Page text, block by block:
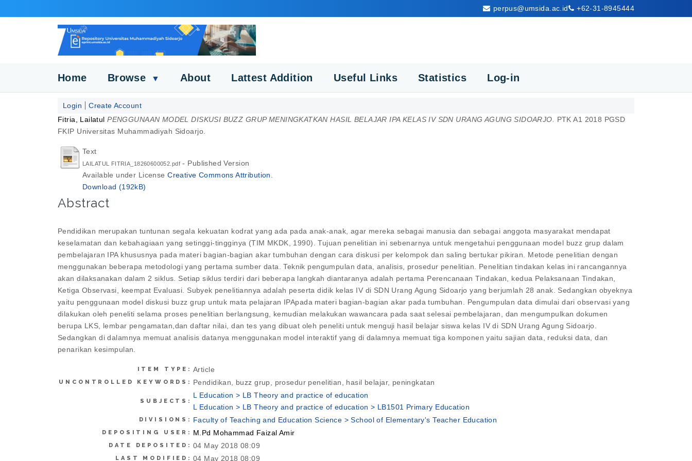
perpus@umsida.ac.id +62-31-8945444
Home Browse ▼ About Lattest Addition Useful Links Statistics Log-in
Login
Create Account
Fitria, Lailatul PENGGUNAAN MODEL DISKUSI BUZZ GRUP MENINGKATKAN HASIL BELAJAR IPA KELAS IV SDN URANG AGUNG SIDOARJO.
PTK A1 2018 PGSD
FKIP Universitas Muhammadiyah Sidoarjo.
Text
LAILATUL FITRIA_18260600052.pdf - Published Version
Available under LicenseCreative Commons Attribution
Download (192kB)
Abstract
Pendidikan merupakan tuntunan segala kekuatan kodrat yang ada pada anak-anak, agar mereka sebagai manusia dan sebagai anggota masyarakat mendapat
keselamatan dan kebahagiaan yang setinggi-tingginya (TIM MKDK, 1990). Tujuan penelitian ini sebenarnya untuk mengetahui penggunaan model buzz grup dalam
pembelajaran IPA khususnya pada materi bagian-bagian akar tumbuhan dengan cara diskusi per kelompok dan saling bertukar pikiran. Metode penelitian dengan
menggunakan beberapa metodologi yang pertama sumber data. Teknik pengumpulan data, analisis, prosedur penelitian. Penelitian tindakan kelas ini rancangannya
akan dilaksanakan dalam 2 siklus. Setiap siklus terdiri dari beberapa langkah diantaranya adalah pertama Perencanaan Tindakan, kedua Pelaksanaan Tindakan,
Ketiga Observasi, keempat Evaluasi. Subyek penelitiannya adalah peserta didik kelas IV di SDN Urang Agung Sidoarjo yang berjumlah 28 anak. Sedangkan obyeknya
yaitu penggunaan model diskusi buzz grup untuk mata pelajaran IPApada materi bagian-bagian akar pada tumbuhan. Pengumpulan data dimulai dari observasi yang
dilakukan oleh peneliti selama proses penelitian berlangsung, kemudian melakukan wawancara pada saat selesai pembelajaran, dan mengumpulkan dokumen
berupa LKS, lembar pengamatan,dan daftar nilai, dan tes yang dibuat oleh peneliti untuk menguji hasil belajar siswa kelas IV di SDN Urang Agung Sidoarjo.
Sedangkan di dalamnya memuat analisis datanya menggunakan model interaktif yang di dalamnya memuat tiga komponen yaitu sajian data, reduksi data, dan
penarikan kesimpulan.
ITEM TYPE: Article
UNCONTROLLED KEYWORDS: Pendidikan, buzz grup, prosedur penelitian, hasil belajar, peningkatan
SUBJECTS:
L Education > LB Theory and practice of education
L Education > LB Theory and practice of education > LB1501 Primary Education
DIVISIONS: Faculty of Teaching and Education Science > School of Elementary's Teacher Education
DEPOSITING USER: M.Pd Mohammad Faizal Amir
DATE DEPOSITED: 04 May 2018 08:09
LAST MODIFIED: 04 May 2018 08:09